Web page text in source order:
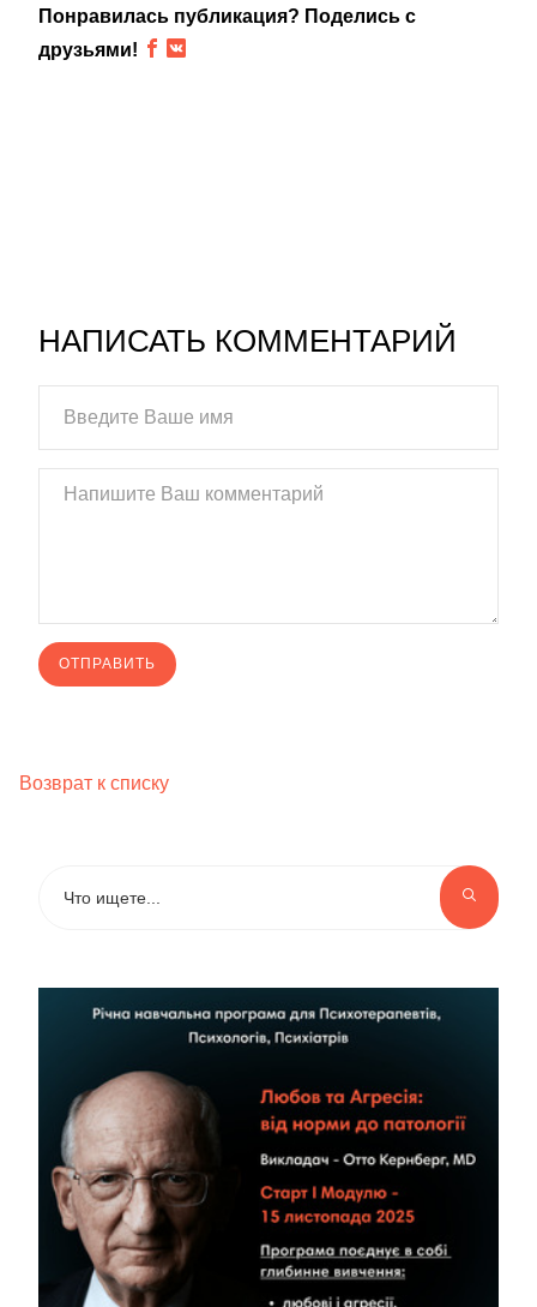
Понравилась публикация? Поделись с
друзьями!
НАПИСАТЬ КОММЕНТАРИЙ
Возврат к списку